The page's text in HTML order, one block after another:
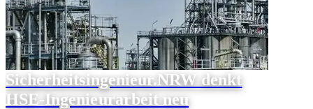
Sicherheitsingenieur.NRW denkt
HSE-Ingenieurarbeit neu